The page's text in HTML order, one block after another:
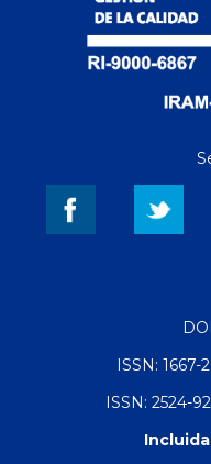
ISSN:
ISSN: 2524-